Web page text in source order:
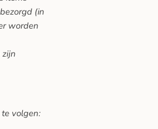
(in
worden
volgen: